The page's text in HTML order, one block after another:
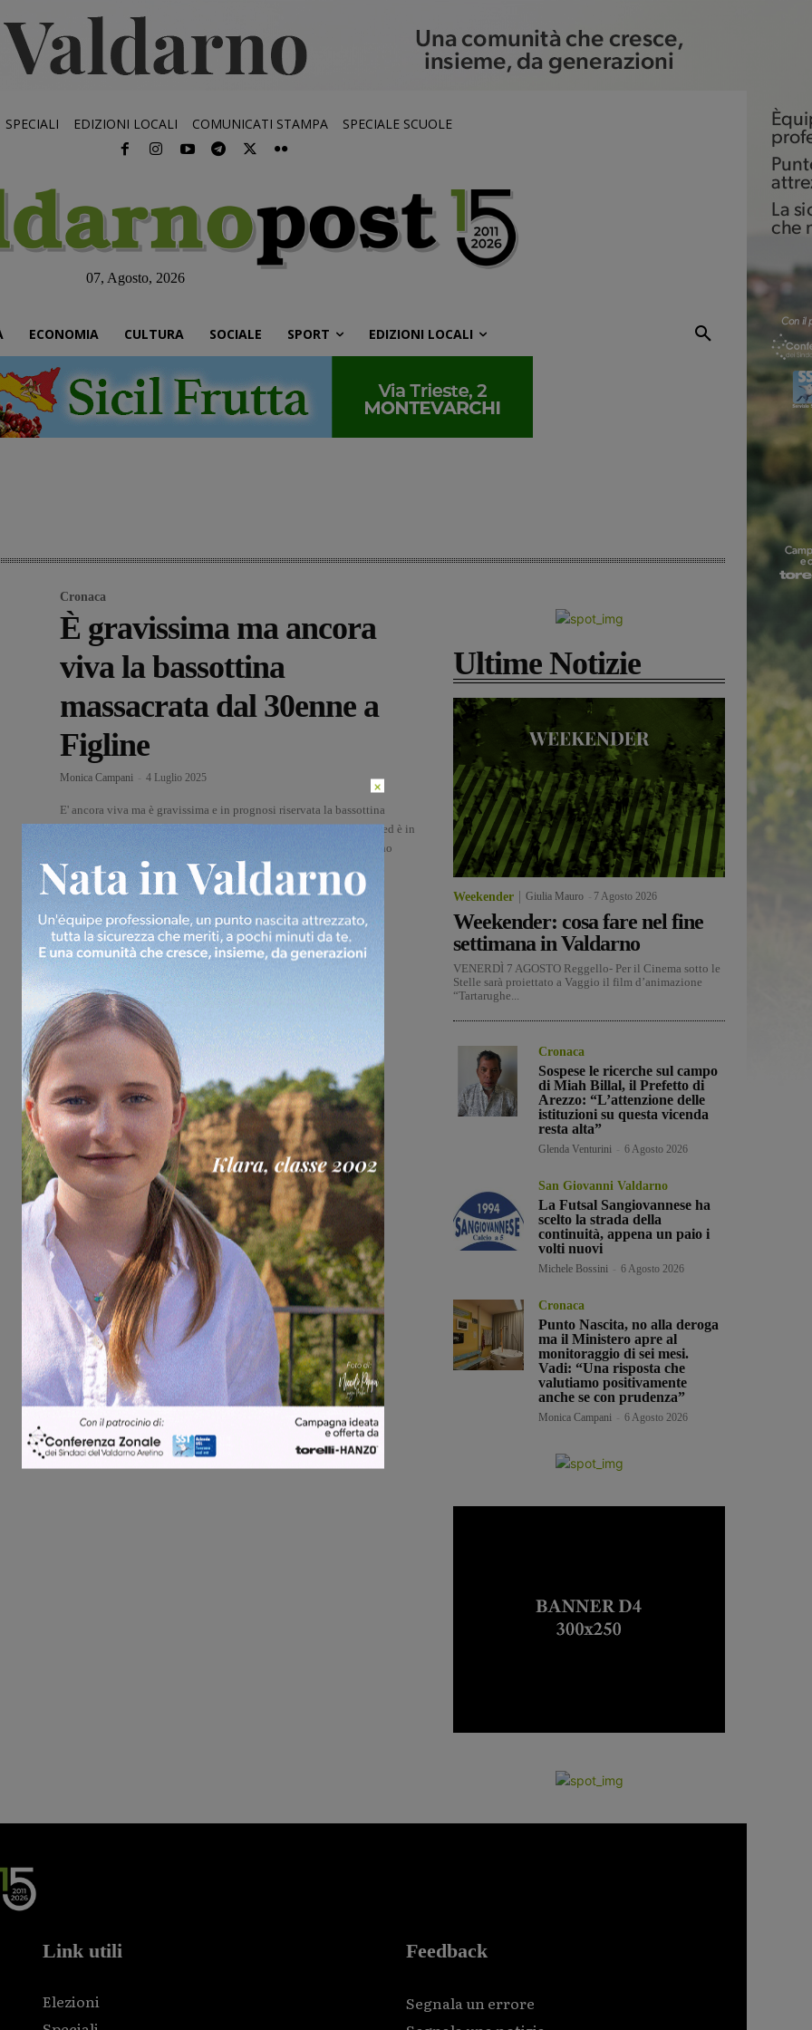
SPECIALI EDIZIONI LOCALI COMUNICATI STAMPA SPECIALE SCUOLE
07, Agosto, 2026
ECONOMIA CULTURA SOCIALE SPORT EDIZIONI LOCALI
Cronaca
È gravissima ma ancora
viva la bassottina
massacrata dal 30enne a
Figline
Monica Campani 4 Luglio 2025
E' ancora viva ma è gravissima e in prognosi riservata la bassottina
massacrata dal 30enne nella sua abitazione di Figline. Ha 12 anni ed è in
essere quelli riportati ai polmoni...
Ultime Notizie
Weekender Giulia Mauro 7 Agosto 2026
Weekender: cosa fare nel fine
settimana in Valdarno
VENERDÌ 7 AGOSTO Reggello- Per il Cinema sotto le
Stelle sarà proiettato a Vaggio il film d’animazione
“Tartarughe...
Cronaca
Sospese le ricerche sul campo
di Miah Billal, il Prefetto di
Arezzo: “L’attenzione delle
istituzioni su questa vicenda
resta alta”
Glenda Venturini 6 Agosto 2026
San Giovanni Valdarno
La Futsal Sangiovannese ha
scelto la strada della
continuità, appena un paio i
volti nuovi
Michele Bossini 6 Agosto 2026
Cronaca
Punto Nascita, no alla deroga
ma il Ministero apre al
monitoraggio di sei mesi.
Vadi: “Una risposta che
valutiamo positivamente
anche se con prudenza”
Monica Campani 6 Agosto 2026
Link utili
Elezioni
Feedback
Segnala un errore
×